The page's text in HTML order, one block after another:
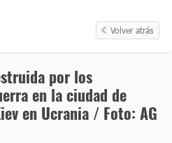
Volver atrás
por los
en la ciudad de
en Ucrania / Foto: AG